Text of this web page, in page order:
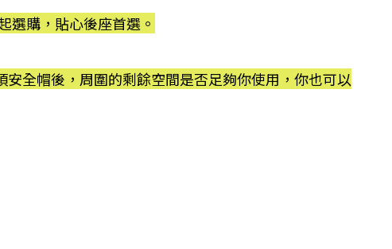
選購，貼心後座首選。
全帽後，周圍的剩餘空間是否足夠你使用，你也可以